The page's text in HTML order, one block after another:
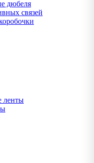
дюбеля
связей
ленты